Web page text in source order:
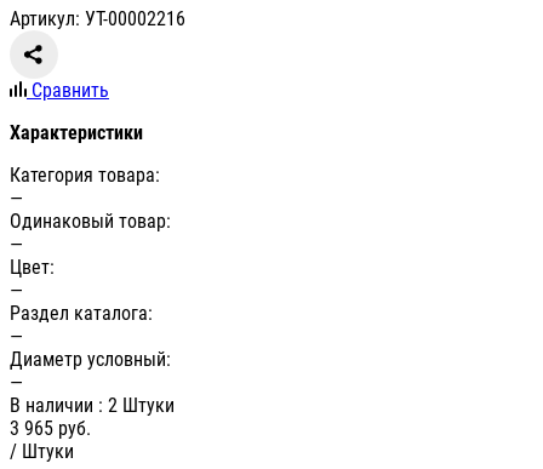
Артикул: УТ-00002216
Сравнить
Характеристики
Категория товара:
—
Одинаковый товар:
—
Цвет:
—
Раздел каталога:
—
Диаметр условный:
—
В наличии : 2 Штуки
3 965 руб.
/ Штуки